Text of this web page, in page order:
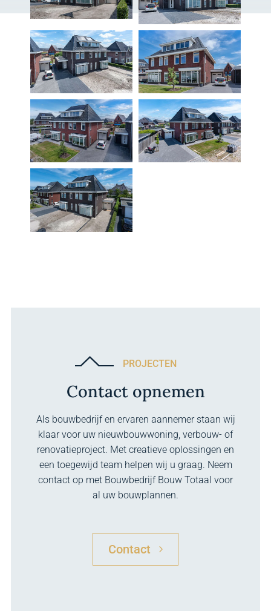
PROJECTEN
Contact opnemen
Als bouwbedrijf en ervaren aannemer staan wij
klaar voor uw nieuwbouwwoning, verbouw- of
renovatieproject. Met creatieve oplossingen en
een toegewijd team helpen wij u graag. Neem
contact op met Bouwbedrijf Bouw Totaal voor
al uw bouwplannen.
Contact